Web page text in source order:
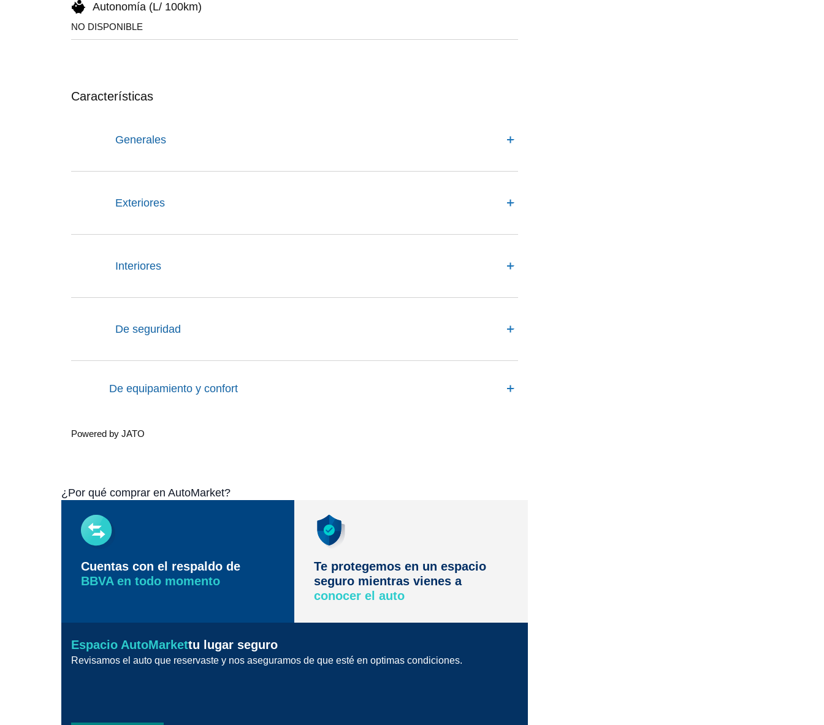
Autonomía (L/ 100km)
NO DISPONIBLE
Características
Generales
Exteriores
Interiores
De seguridad
De equipamiento y confort
Powered by JATO
¿Por qué comprar en AutoMarket?
Cuentas con el respaldo de
BBVA en todo momento
Te protegemos en un espacio
seguro mientras vienes a
conocer el auto
Espacio AutoMarkettu lugar seguro
Revisamos el auto que reservaste y nos aseguramos de que esté en optimas condiciones.